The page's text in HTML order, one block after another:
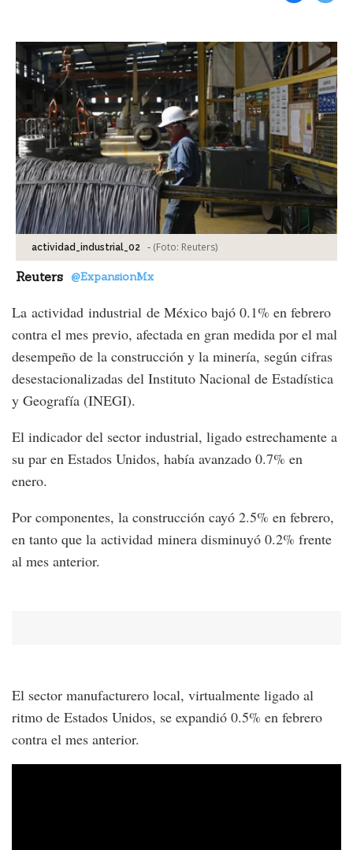
actividad_industrial_02 - (Foto: Reuters)
Reuters @ExpansionMx
La actividad industrial de México bajó 0.1% en febrero
contra el mes previo, afectada en gran medida por el mal
desempeño de la construcción y la minería, según cifras
desestacionalizadas del Instituto Nacional de Estadística
y Geografía (INEGI).
El indicador del sector industrial, ligado estrechamente a
su par en Estados Unidos, había avanzado 0.7% en
enero.
Por componentes, la construcción cayó 2.5% en febrero,
en tanto que la actividad minera disminuyó 0.2% frente
al mes anterior.
El sector manufacturero local, virtualmente ligado al
ritmo de Estados Unidos, se expandió 0.5% en febrero
contra el mes anterior.